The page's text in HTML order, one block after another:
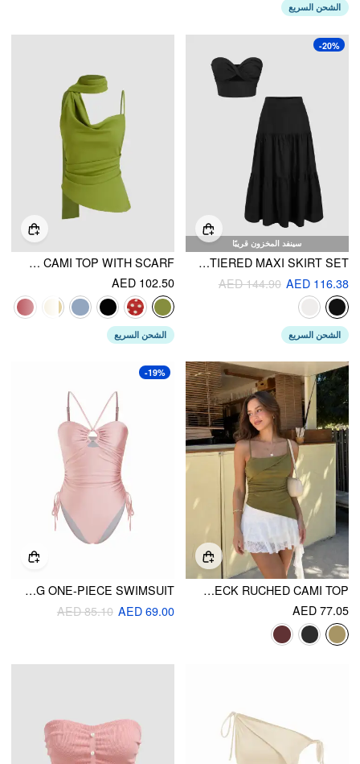
الشحن السريع
سينفد المخزون قريبًا
-20%
COTTON-BLEND TWIST CROP BANDEAU TOP & MID RISE TIERED MAXI SKIRT SET
AED 116.38
AED 144.90
الشحن السريع
HALTER NECKLINE RUCHED CAMI TOP WITH SCARF
AED 102.50
الشحن السريع
ASYMMETRICAL NECK RUCHED CAMI TOP
AED 77.05
-19%
HALTER NECKLINE RING LINKED DRAWSTRING ONE-PIECE SWIMSUIT
AED 69.00
AED 85.10